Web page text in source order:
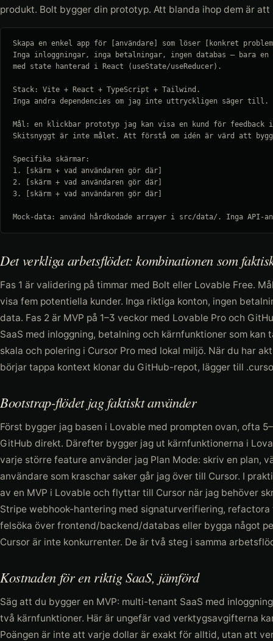
produkt. Bolt bygger din prototyp. Att blanda ihop dem är
Skapa en enkel app för [användare] som löser [konkret
Inga inloggningar, inga betalningar, ingen databas — bara en
med state hanterad i React (useState/useReducer).
Stack: Vite + React + TypeScript + Tailwind.
Inga andra dependencies om jag inte uttryckligen säger till.
Mål: en klickbar prototyp jag kan visa en kund för feedback
Skitsnyggt är inte målet. Att förstå om idén är värd att
Specifika skärmar:
1. [skärm + vad användaren gör där]
2. [skärm + vad användaren gör där]
3. [skärm + vad användaren gör där]
Mock-data: använd hårdkodade arrayer i src/data/. Inga API-
Det verkliga arbetsflödet: kombinationen som
Fas 1 är validering på timmar med Bolt eller Lovable Free.
visa fem potentiella kunder. Inga riktiga konton, ingen
data. Fas 2 är MVP på 1–3 veckor med Lovable Pro och
SaaS med inloggning, betalning och kärnfunktioner som kan
skala och polering i Cursor Pro med lokal miljö. När du har
börjar tappa kontext klonar du GitHub-repot, lägger till
Bootstrap-flödet jag faktiskt använder
Först bygger jag basen i Lovable med prompten ovan, ofta
GitHub direkt. Därefter bygger jag ut kärnfunktionerna i
varje större feature använder jag Plan Mode: skriv en plan,
användare som kraschar saker går jag över till Cursor. I
av en MVP i Lovable och flyttar till Cursor när jag behöver
Stripe webhook-hantering med signaturverifiering,
felsöka över frontend/backend/databas eller bygga något
Cursor är inte konkurrenter. De är två steg i samma
Kostnaden för en riktig SaaS, jämförd
Säg att du bygger en MVP: multi-tenant SaaS med
två kärnfunktioner. Här är ungefär vad verktygsavgifterna
Poängen är inte att varje dollar är exakt för alltid, utan att